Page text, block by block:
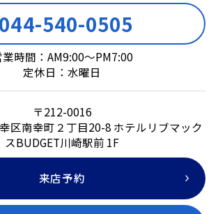
044-540-0505
業時間：AM9:00～PM7:00
定休日：水曜日
〒212-0016
区南幸町２丁目20-8 ホテルリブマック
スBUDGET川崎駅前 1F
来店予約